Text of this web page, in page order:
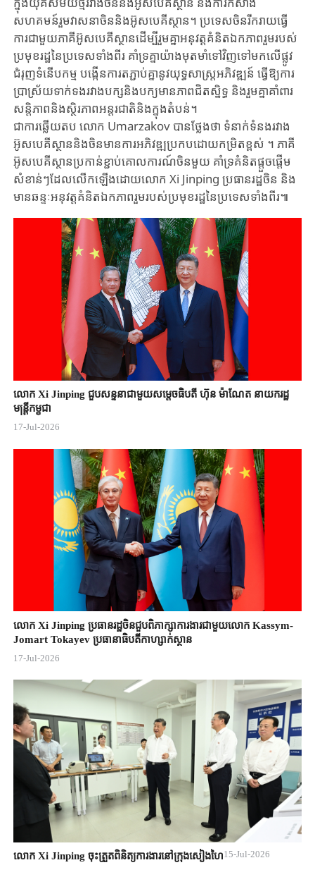
សហគមន៍​រួម​វាសនា​ចិននិងអ៊ូសបេគីស្ថាន។ ប្រទេស​ចិន​រីករាយធ្វើ​
ការ​ជាមួយ​ភាគីអ៊ូសបេគីស្ថានដើម្បី​រួមគ្នាអនុវត្តគំនិត​ឯកភាព​រួម​របស់​
ប្រមុខ​រដ្ឋ​នៃប្រទេស​ទាំង​ពីរ​ គាំទ្រគ្នាយ៉ាង​មុតមាំទៅវិញ​ទៅមក​លើ​ផ្លូវ​
ជំរុញ​ទំនើប​កម្ម​ បង្កើន​ការ​តភ្ជាប់គ្នា​នូវ​យុទ្ធ​សាស្រ្ត​អភិវឌ្ឍន៍ ធ្វើ​ឱ្យការ​
ប្រាស្រ័យ​ទាក់​ទង​រវាង​បក្សនិងបក្យមានភាព​ជិតស្និទ្ធ និងរួម​គ្នា​គាំពារ​
សន្តិភាព​និង​ស្ថិរភាព​អន្តរជាតិ​និងក្នុង​តំបន់​។
ជា​ការ​ឆ្លើយ​តប​ ​លោក Umarzakov បាន​ថ្លែងថា​ ទំនាក់​ទំនង​រវាង
អ៊ូសបេគីស្ថាននិង​ចិន​មានការ​អភិវឌ្ឍប្រកប​ដោយ​កម្រិត​ខ្ពស់​ ។ ភាគី
អ៊ូសបេគីស្ថាន​ប្រកាន់​ខ្ជាប់​គោល​ការណ៍​ចិន​មួយ​ គាំទ្រ​គំនិត​ផ្តួចផ្តើម​​
សំខាន់ៗ​ដែល​លើក​ឡើង​ដោយ​លោក​ Xi Jinping ប្រធាន​រដ្ឋចិន​ និង
មាន​ឆន្ទៈ​អនុវត្ត​គំនិត​ឯកភាព​រួម​របស់​ប្រមុខ​រដ្ឋនៃ​ប្រទេស​ទាំង​ពីរ៕
លោក Xi Jinping ជួបសន្ទនាជាមួយសម្តេចធិបតី ហ៊ុន ម៉ាណែត នាយករដ្ឋ
មន្ត្រីកម្ពុជា
17-Jul-2026
លោក Xi Jinping ប្រធានរដ្ឋចិន​ជួបពិភាក្សា​ការងារជាមួយ​លោក Kassym-
Jomart ​Tokayev ​ប្រធានាធិបតី​កាហ្សាក់ស្ថាន​
17-Jul-2026
លោក Xi Jinping ចុះត្រួតពិនិត្យការងារនៅក្រុងសៀងហៃ15-Jul-2026